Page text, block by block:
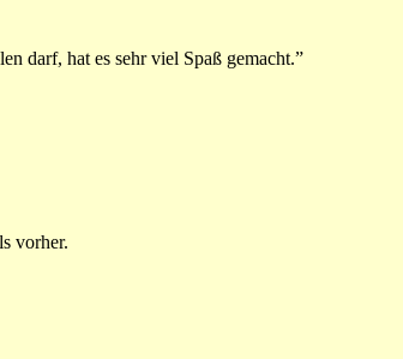
darf, hat es sehr viel Spaß gemacht.”
vorher.